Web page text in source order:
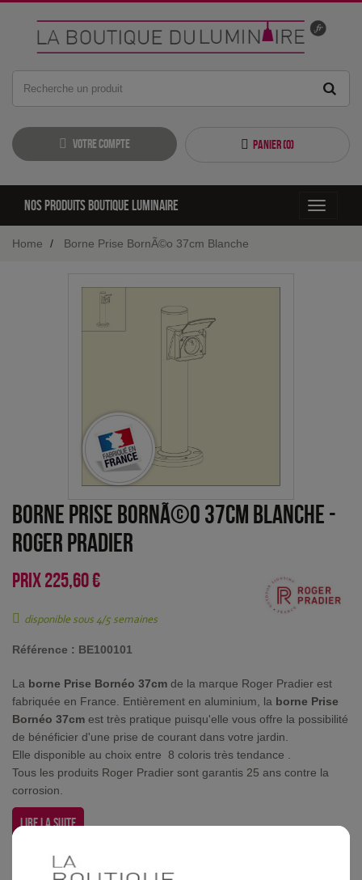
Votre compte Panier (0)
Toggle
Nos produits boutique luminaire
Home Borne Prise BornÃ©o 37cm Blanche
Borne Prise BornÃ©o 37cm Blanche -
Roger Pradier
PRIX225,60 €
disponible sous 4/5 semaines
Référence : BE100101
La borne Prise Bornéo 37cm de la marque Roger Pradier est
fabriquée en France. Entièrement en aluminium, la borne Prise
Bornéo 37cm est très pratique puisqu'elle vous offre la possibilité
de bénéficier d'une prise de courant dans votre jardin.
Elle disponible au choix entre 8 coloris très tendance .
Tous les produits Roger Pradier sont garantis 25 ans contre la
corrosion.
Lire la suite